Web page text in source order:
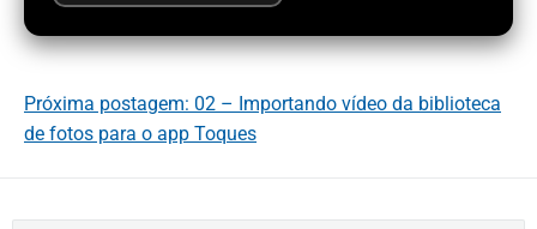
Próxima postagem: 02 – Importando vídeo da biblioteca
de fotos para o app Toques